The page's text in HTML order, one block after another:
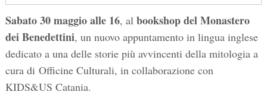
Sabato 30 maggio alle 16, al bookshop del Monastero
dei Benedettini, un nuovo appuntamento in lingua inglese
dedicato a una delle storie più avvincenti della mitologia a
cura di Officine Culturali, in collaborazione con
KIDS&US Catania.